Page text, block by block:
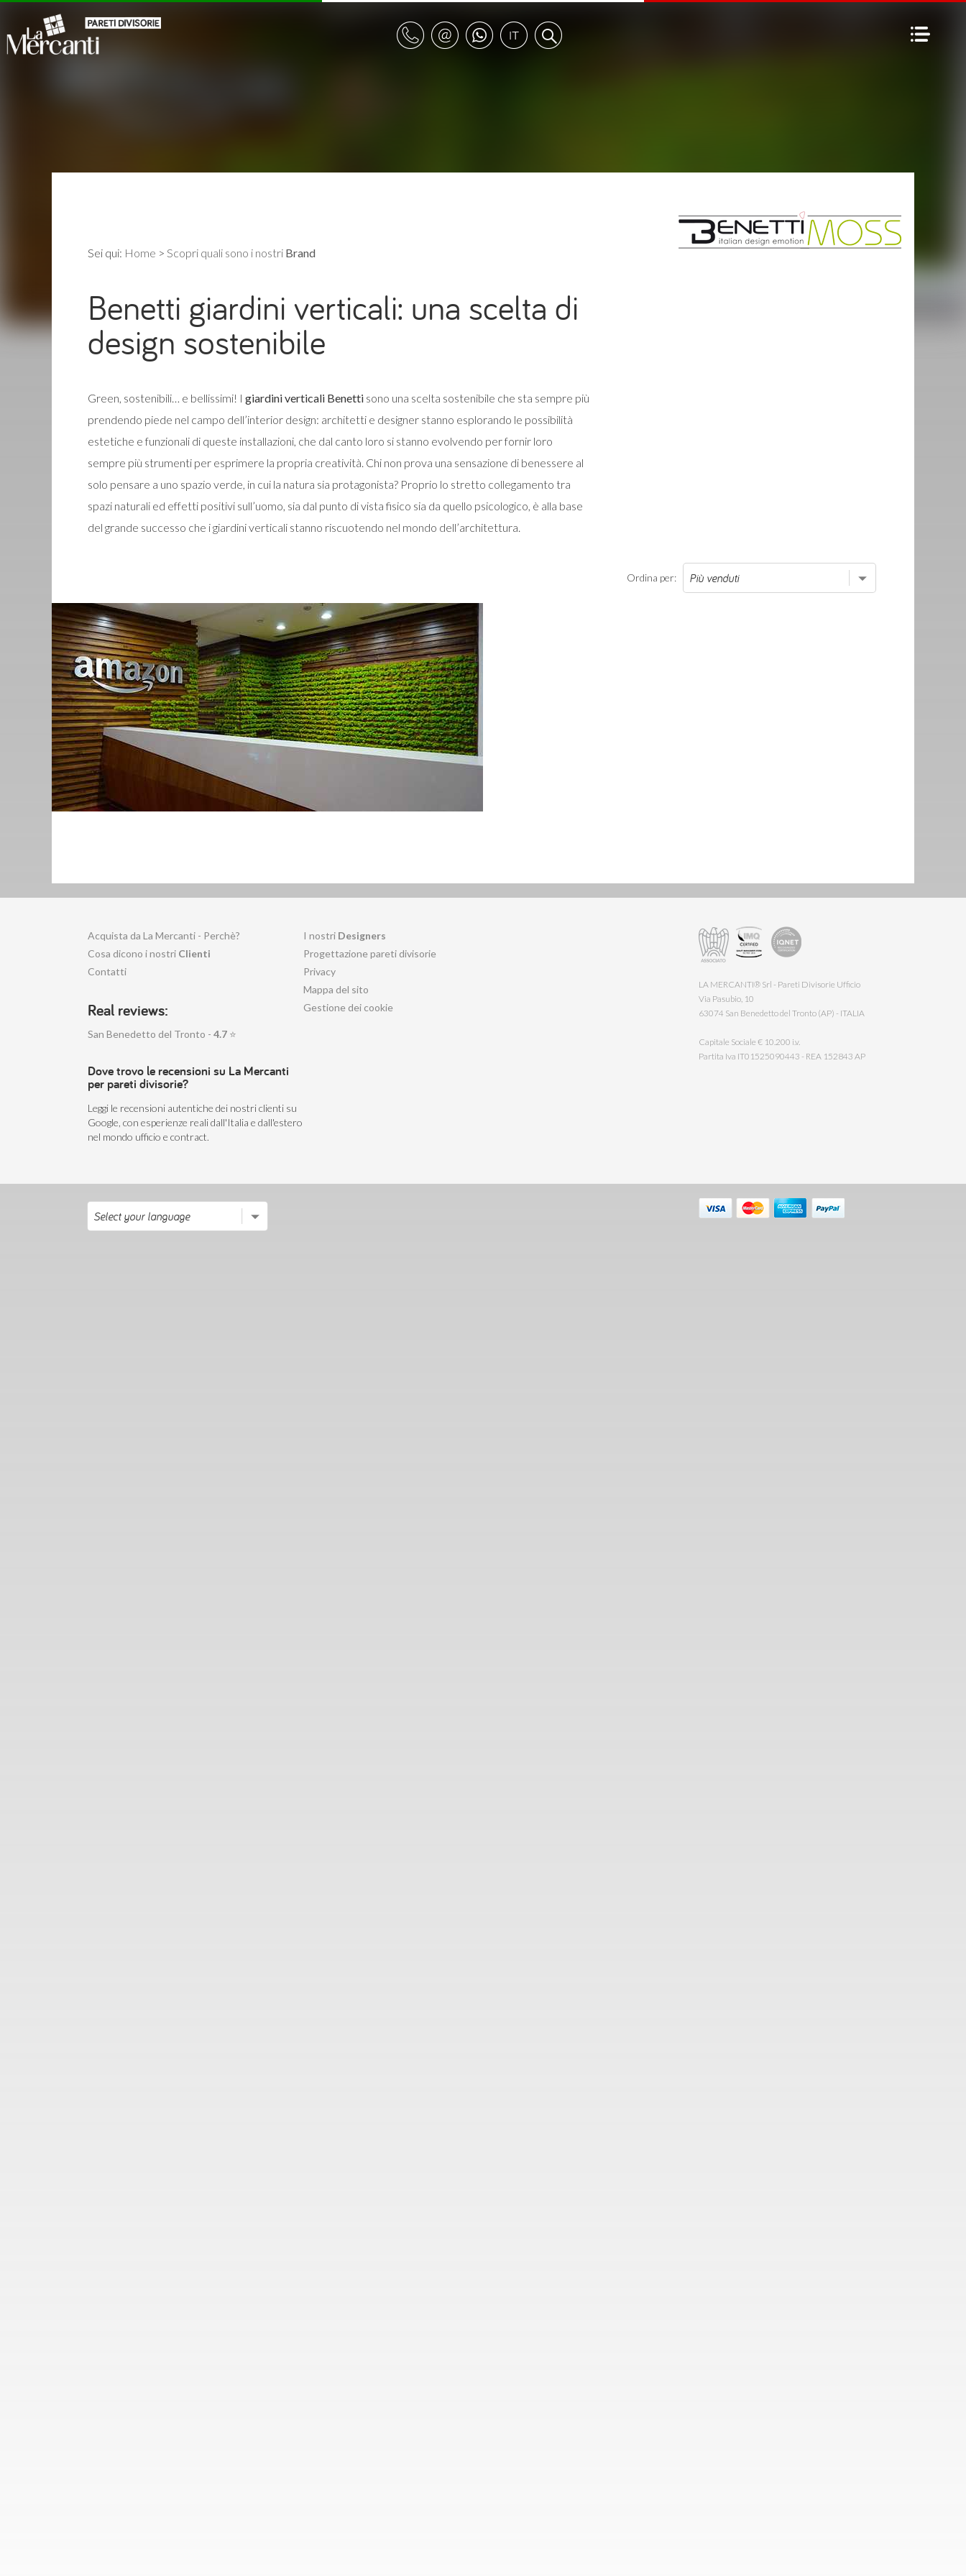
Sei qui: Home > Scopri quali sono i nostri Brand
Benetti giardini verticali: una scelta di
design sostenibile
Green, sostenibili… e bellissimi! I giardini verticali Benetti sono una scelta sostenibile che sta sempre più
prendendo piede nel campo dell’interior design: architetti e designer stanno esplorando le possibilità
estetiche e funzionali di queste installazioni, che dal canto loro si stanno evolvendo per fornir loro
sempre più strumenti per esprimere la propria creatività. Chi non prova una sensazione di benessere al
solo pensare a uno spazio verde, in cui la natura sia protagonista? Proprio lo stretto collegamento tra
spazi naturali ed effetti positivi sull’uomo, sia dal punto di vista fisico sia da quello psicologico, è alla base
del grande successo che i giardini verticali stanno riscuotendo nel mondo dell’architettura.
Ordina per:
Acquista da La Mercanti - Perchè?
Cosa dicono i nostri Clienti
Contatti
Real reviews:
San Benedetto del Tronto - 4.7 ⭐
Dove trovo le recensioni su La Mercanti
per pareti divisorie?
Leggi le recensioni autentiche dei nostri clienti su
Google, con esperienze reali dall'Italia e dall'estero
nel mondo ufficio e contract.
I nostri Designers
Progettazione pareti divisorie
Privacy
Mappa del sito
Gestione dei cookie
LA MERCANTI® Srl - Pareti Divisorie Ufficio
Via Pasubio, 10
63074 San Benedetto del Tronto (AP) - ITALIA
Capitale Sociale € 10.200 i.v.
Partita Iva IT01525090443 - REA 152843 AP